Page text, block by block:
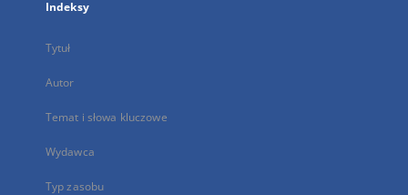
Indeksy
Tytuł
Autor
Temat i słowa kluczowe
Wydawca
Typ zasobu